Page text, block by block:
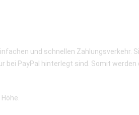
und schnellen Zahlungsverkehr.
bei PayPal hinterlegt sind. Somit